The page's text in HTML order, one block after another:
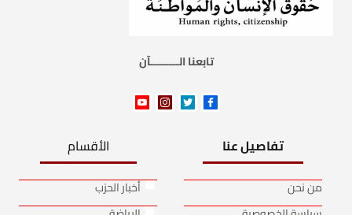
تابعنا الـــــــــآن
تفاصيل عنا
من نحن
الأقسام
أخبار الحزب